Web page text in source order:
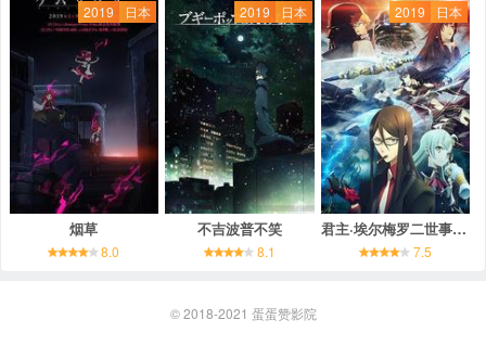
2019 日本
烟草
8.0
2019 日本
不吉波普不笑
8.1
2019 日本
君主·埃尔梅罗二世事件簿 魔眼收集列车 Grace note
7.5
© 2018-2021 蛋蛋赞影院